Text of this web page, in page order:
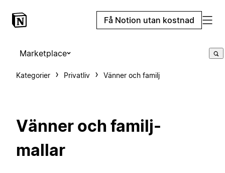
Få Notion utan kostnad
Marketplace
Kategorier Privatliv Vänner och familj
Vänner och familj-
mallar